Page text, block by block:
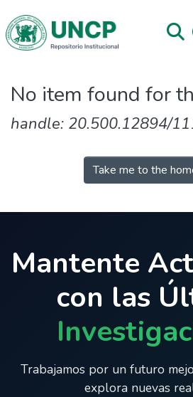
Repositorio
Estadisticas
No item found for
handle: 20.500.12894/
Take me to the
Mantente
con las
Trabajamos por un futuro
explora nuevas